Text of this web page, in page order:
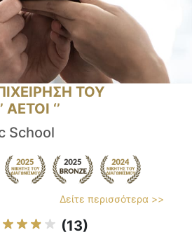
ΤΟΥ
‘’
School
Δείτε περισσότερα >>
(13)